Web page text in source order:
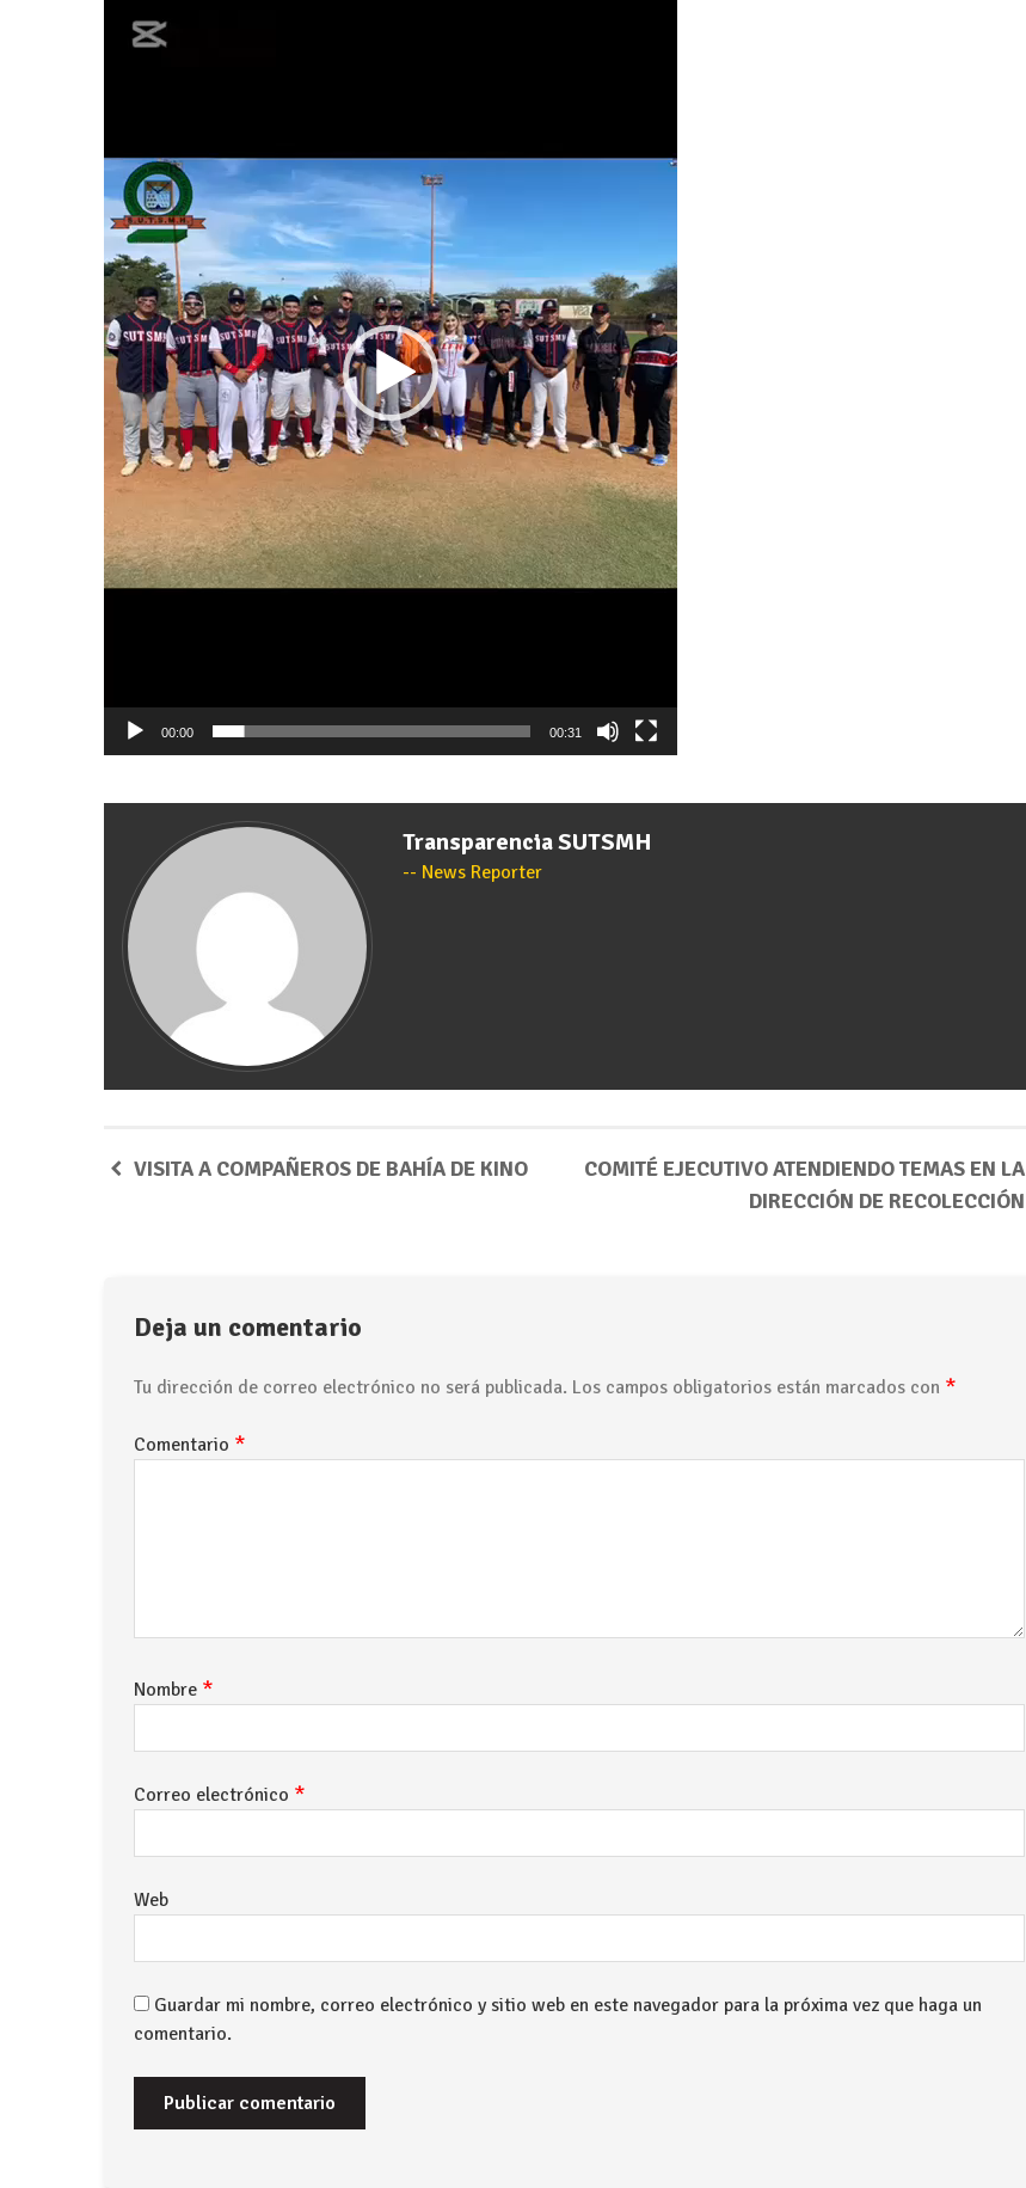
00:00 00:31
Transparencia SUTSMH
News Reporter
VISITA A COMPAÑEROS DE BAHÍA DE KINO
COMITÉ EJECUTIVO ATENDIENDO TEMAS EN LA
DIRECCIÓN DE RECOLECCIÓN
Deja un comentario
Tu dirección de correo electrónico no será publicada. Los campos obligatorios están marcados con *
Comentario *
Nombre *
Correo electrónico *
Web
Guardar mi nombre, correo electrónico y sitio web en este navegador para la próxima vez que haga un
comentario.